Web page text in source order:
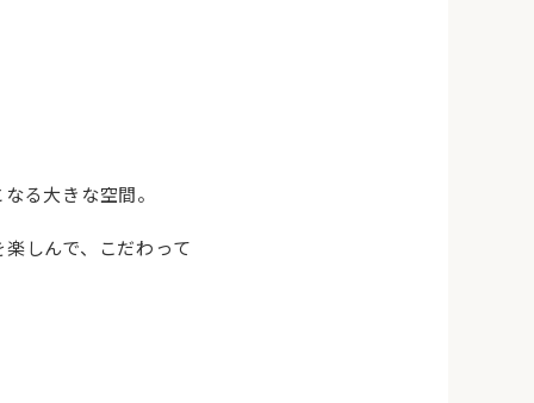
る大きな空間。
しんで、こだわって